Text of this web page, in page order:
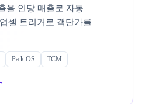
을 인당 매출로 자동
셀 트리거로 객단가를
Park OS TCM